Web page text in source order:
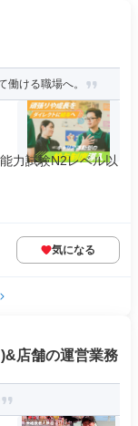
ける職場へ。
力試験N2レベル以
気になる
店舗の運営業務